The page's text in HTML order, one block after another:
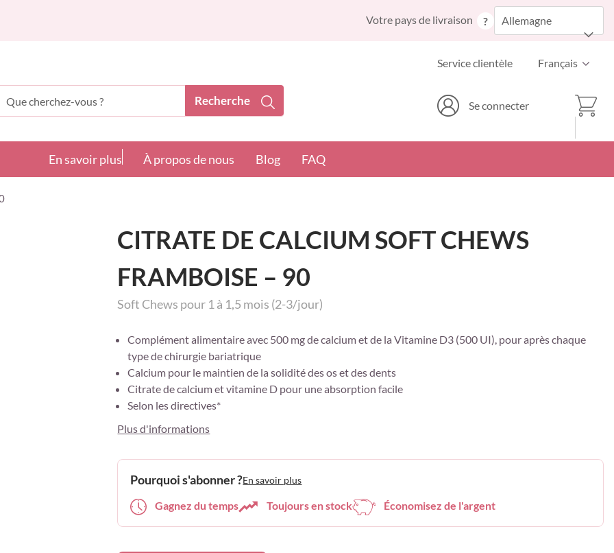
Allez
Votre pays de livraison ? Allemagne
Recherche
Service clientèle Langue
Français
Mon
Se connecter
En savoir plus À propos de nous Blog FAQ
CITRATE DE CALCIUM SOFT CHEWS
FRAMBOISE – 90
Soft Chews pour 1 à 1,5 mois (2-3/jour)
Complément alimentaire avec 500 mg de calcium et de la Vitamine D3 (500 UI), pour après chaque
type de chirurgie bariatrique
Calcium pour le maintien de la solidité des os et des dents
Citrate de calcium et vitamine D pour une absorption facile
Selon les directives*
Plus d'informations
Pourquoi s'abonner ?En savoir plus
Gagnez du temps Toujours en stock Économisez de l'argent